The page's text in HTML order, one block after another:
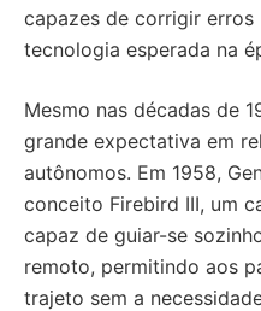
capazes de corrigir erros
tecnologia esperada na
Mesmo nas décadas de
grande expectativa em
autônomos. Em 1958,
conceito Firebird III, um
capaz de guiar-se
remoto, permitindo aos
trajeto sem a